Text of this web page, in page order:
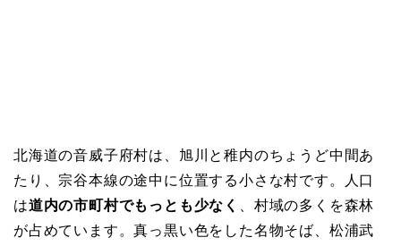
北海道の音威子府村は、旭川と稚内のちょうど中間あ
たり、宗谷本線の途中に位置する小さな村です。人口
は道内の市町村でもっとも少なく
、村域の多くを森林
が占めています。真っ黒い色をした名物そば、松浦武